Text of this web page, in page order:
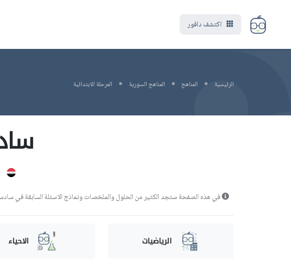
اكتشف دافور
الرئيسية المناهج المناهج السورية المرحلة الابتدائية
في هذه الصفحة ستجد الكثير من الحلول والملخصات ونماذج الاسئلة السابقة في
الرياضيات الاحياء